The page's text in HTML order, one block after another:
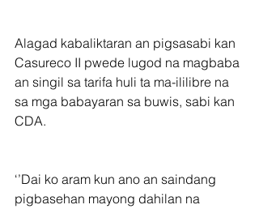
Alagad kabaliktaran an pigsasabi kan
Casureco II pwede lugod na magbaba
an singil sa tarifa huli ta ma-ililibre na
sa mga babayaran sa buwis, sabi kan
CDA.
‘’Dai ko aram kun ano an saindang
pigbasehan mayong dahilan na